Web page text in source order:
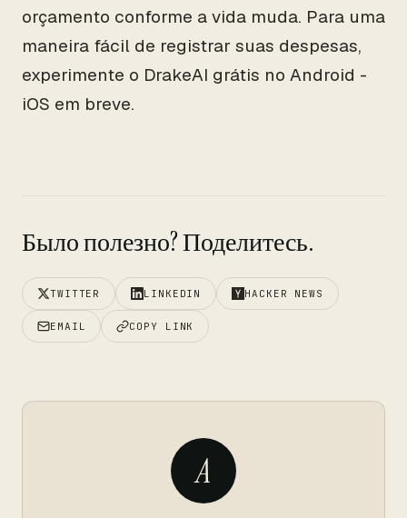
orçamento conforme a vida muda. Para uma
maneira fácil de registrar suas despesas,
experimente o DrakeAI grátis no Android -
iOS em breve.
Было полезно? Поделитесь.
TWITTER LINKEDIN HACKER NEWS
EMAIL COPY LINK
A